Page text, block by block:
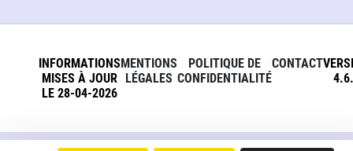
INFORMATIONS
MISES À JOUR
LE 28-04-2026
MENTIONS
LÉGALES
POLITIQUE DE
CONFIDENTIALITÉ
CONTACT